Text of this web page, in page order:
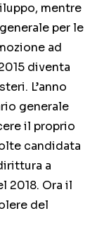
mentre
per le
ad
diventa
L’anno
generale
il proprio
candidata
a
2018. Ora il
del